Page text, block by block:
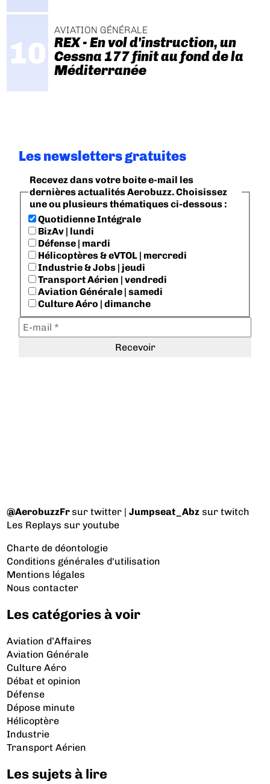
AVIATION GÉNÉRALE
REX - En vol d'instruction, un
Cessna 177 finit au fond de la
Méditerranée
Les newsletters gratuites
Recevez dans votre boite e-mail les
dernières actualités Aerobuzz. Choisissez
une ou plusieurs thématiques ci-dessous :
Quotidienne Intégrale
BizAv | lundi
Défense | mardi
Hélicoptères & eVTOL | mercredi
Industrie & Jobs | jeudi
Transport Aérien | vendredi
Aviation Générale | samedi
Culture Aéro | dimanche
@AerobuzzFrsur twitter |Jumpseat_Abz sur twitch
Les Replays sur youtube
Charte de déontologie
Conditions générales d'utilisation
Mentions légales
Nous contacter
Les catégories à voir
Aviation d’Affaires
Aviation Générale
Culture Aéro
Débat et opinion
Défense
Dépose minute
Hélicoptère
Industrie
Transport Aérien
Les sujets à lire